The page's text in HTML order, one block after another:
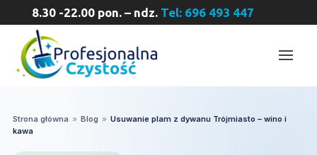
8.30 -22.00 pon. – ndz. Tel: 696 493 447
Strona główna » Blog » Usuwanie plam z dywanu Trójmiasto – wino i
kawa